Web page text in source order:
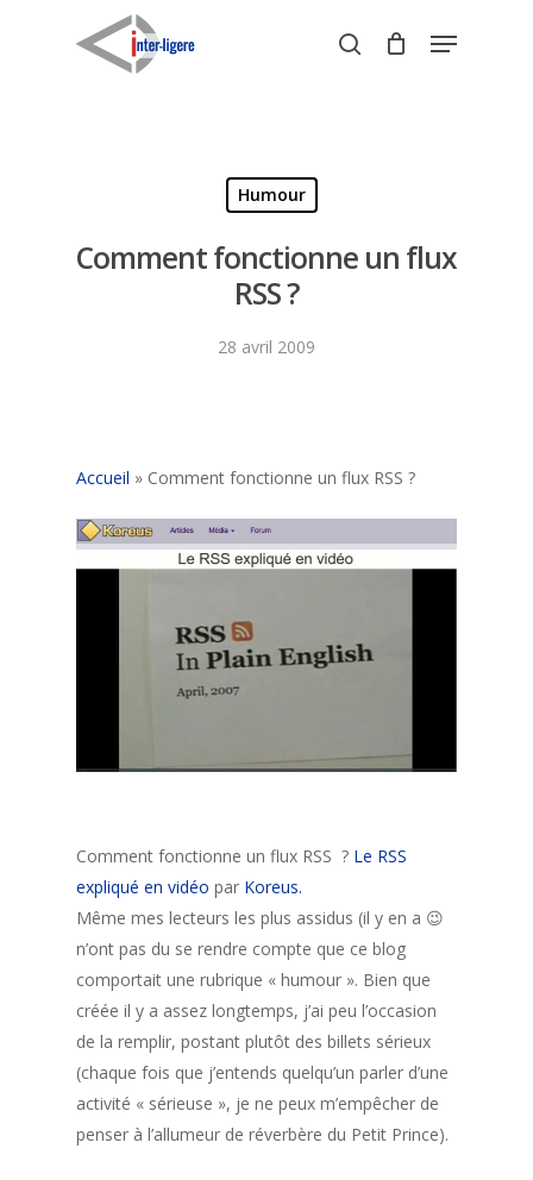
search
Menu
Humour
Comment fonctionne un flux
RSS ?
28 avril 2009
Accueil » Comment fonctionne un flux RSS ?
Comment fonctionne un flux RSS ? Le RSS
expliqué en vidéo par Koreus.
Même mes lecteurs les plus assidus (il y en a 😉
n’ont pas du se rendre compte que ce blog
comportait une rubrique « humour ». Bien que
créée il y a assez longtemps, j’ai peu l’occasion
de la remplir, postant plutôt des billets sérieux
(chaque fois que j’entends quelqu’un parler d’une
activité « sérieuse », je ne peux m’empêcher de
penser à l’allumeur de réverbère du Petit Prince).